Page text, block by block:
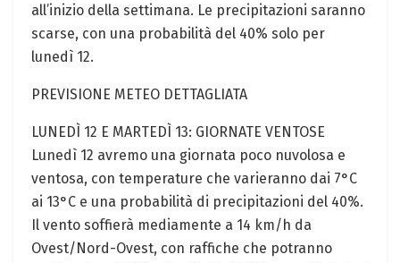
all’inizio della settimana. Le precipitazioni saranno
scarse, con una probabilità del 40% solo per
lunedì 12.
PREVISIONE METEO DETTAGLIATA
LUNEDÌ 12 E MARTEDÌ 13: GIORNATE VENTOSE
Lunedì 12 avremo una giornata poco nuvolosa e
ventosa, con temperature che varieranno dai 7°C
ai 13°C e una probabilità di precipitazioni del 40%.
Il vento soffierà mediamente a 14 km/h da
Ovest/Nord-Ovest, con raffiche che potranno